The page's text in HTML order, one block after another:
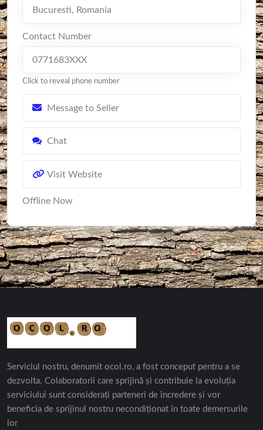
Bucuresti, Romania
Contact Number
0771683XXX
Click to reveal phone number
Message to Seller
Chat
Visit Website
Offline Now
Serviciul nostru, denumit ocol.ro, a fost conceput pentru a se
dezvolta. Colaboratorii care sprijină și contribuie la evoluția
serviciului sunt considerați parteneri de încredere și vor
beneficia de sprijinul nostru necondiționat în toate demersurile
lor